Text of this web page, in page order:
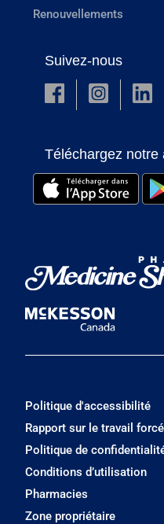
Renouvellements
Suivez-nous
Téléchargez notre
Politique d'accessibilité
Rapport sur le travail
Politique de
Conditions d’utilisation
Pharmacies
Zone propriétaire